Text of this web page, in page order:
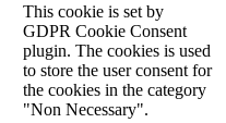
This cookie is set by
GDPR Cookie Consent
plugin. The cookies is used
to store the user consent for
the cookies in the category
"Non Necessary".